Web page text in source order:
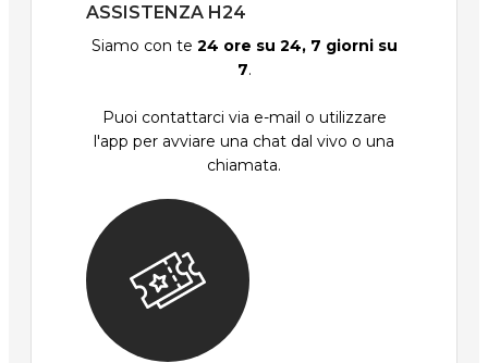
ASSISTENZA H24
Siamo con te 24 ore su 24, 7 giorni su
7.
Puoi contattarci via e-mail o utilizzare
l'app per avviare una chat dal vivo o una
chiamata.